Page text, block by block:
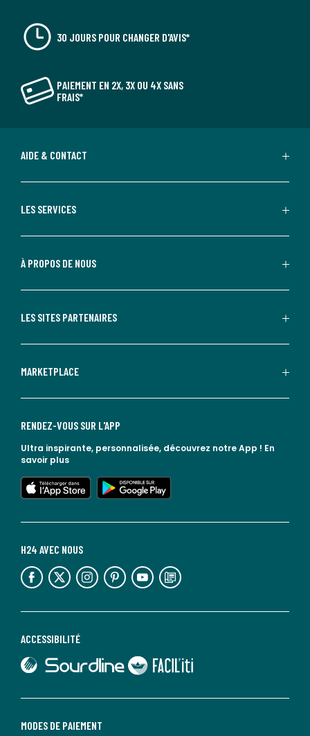
30 JOURS POUR CHANGER D'AVIS*
PAIEMENT EN 2X, 3X OU 4X SANS
FRAIS*
AIDE & CONTACT
LES SERVICES
À PROPOS DE NOUS
LES SITES PARTENAIRES
MARKETPLACE
MODES DE PAIEMENT
ACCESSIBILITÉ
lien vers Sourdline
lien vers Faciliti
H24 AVEC NOUS
lien vers l'espace réseaux sociaux lien vers l'espace réseaux sociaux lien vers l'espace réseaux sociaux lien vers l'espace réseaux sociaux lien vers l'espace réseaux sociaux lien vers le blog la redoute
RENDEZ-VOUS SUR L'APP
Ultra inspirante, personnalisée, découvrez notre App ! En
savoir plus
lien vers l'app store
lien vers google play